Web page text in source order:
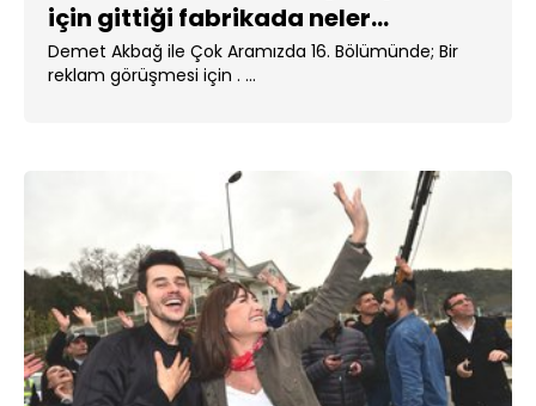
için gittiği fabrikada neler
yaşayacak?
Demet Akbağ ile Çok Aramızda 16. Bölümünde; Bir
reklam görüşmesi için . ...